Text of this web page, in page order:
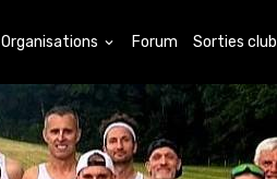
Organisations Forum Sorties club